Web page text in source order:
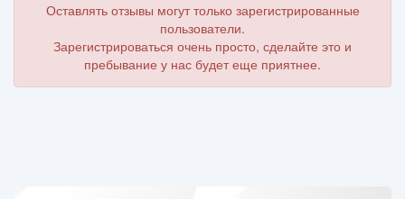
Оставлять отзывы могут только зарегистрированные
пользователи.
Зарегистрироваться очень просто, сделайте это и
пребывание у нас будет еще приятнее.